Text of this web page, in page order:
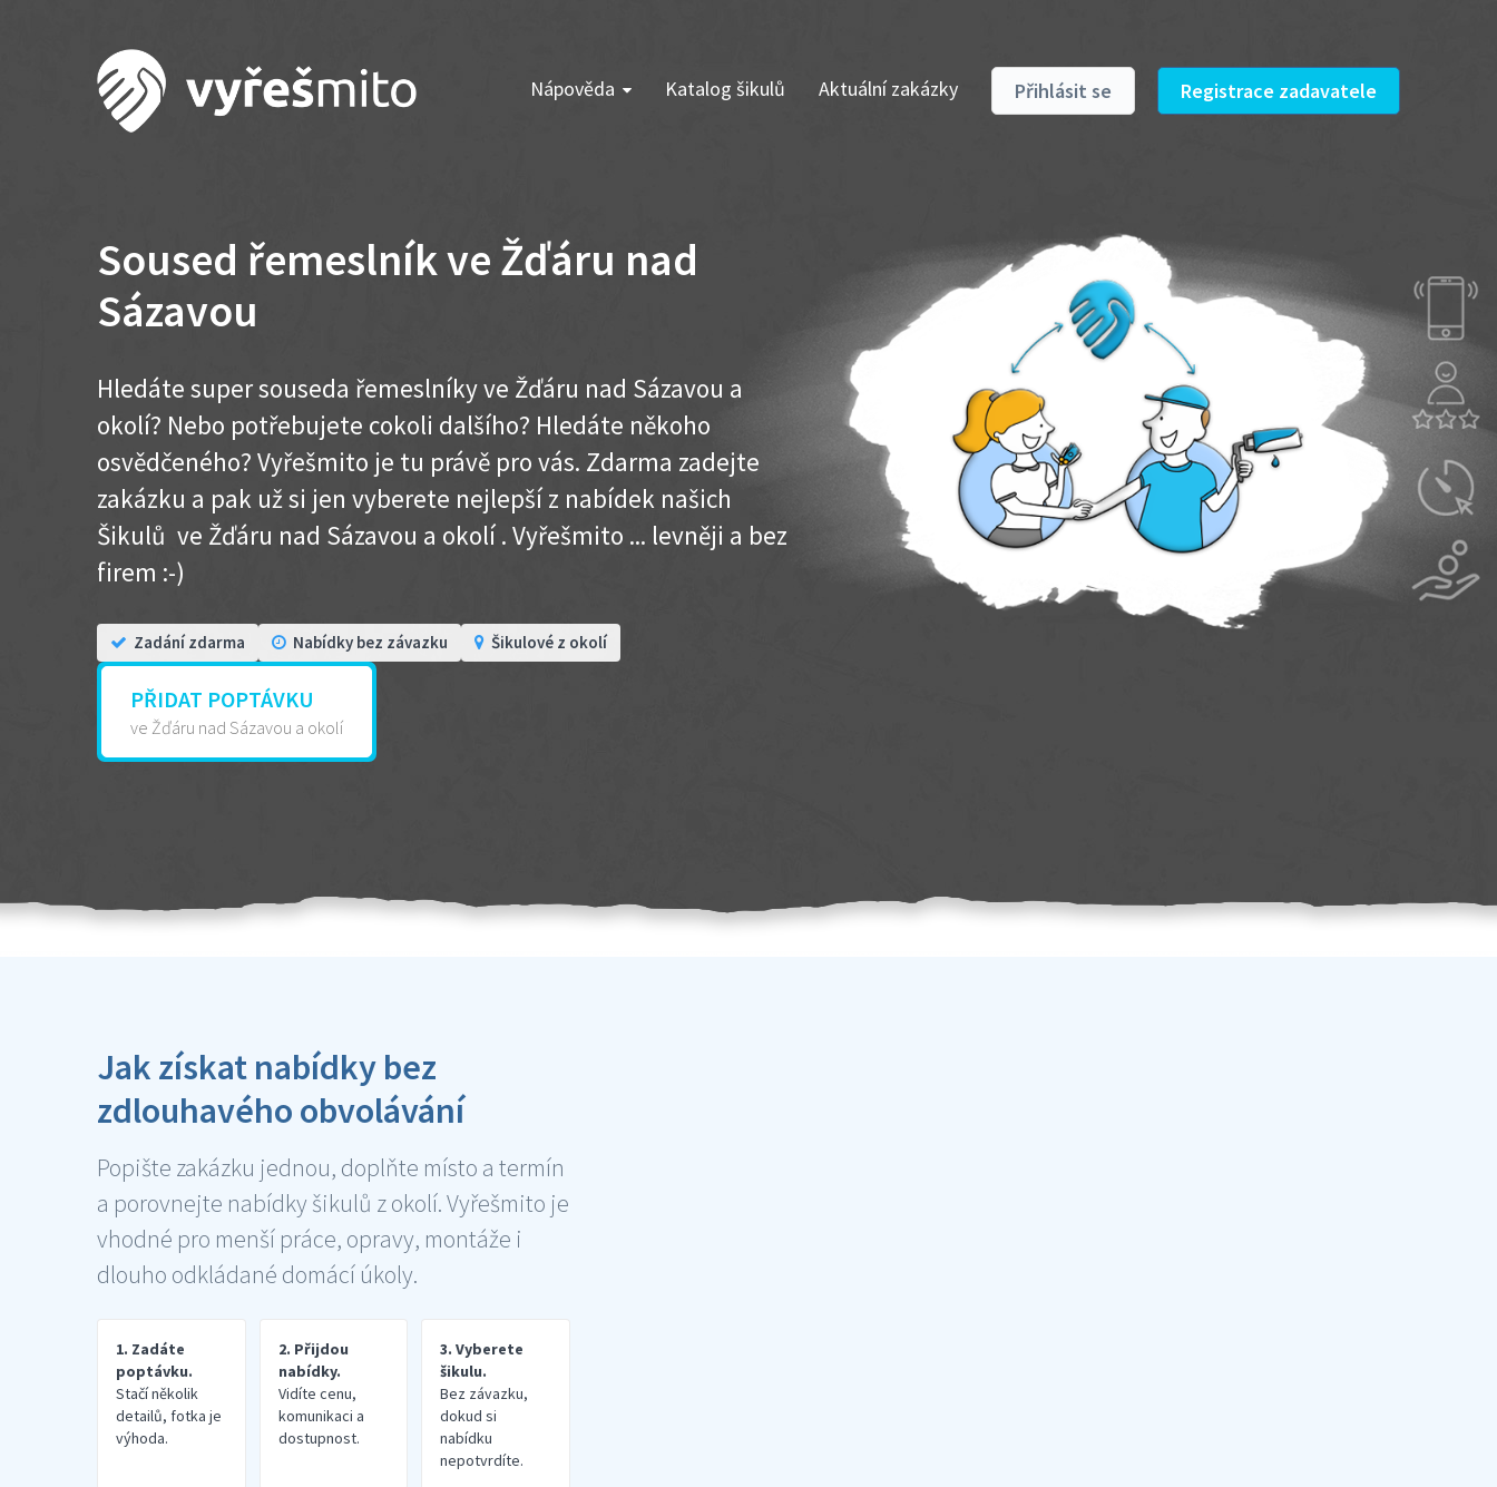
Nápověda Katalog šikulů Aktuální zakázky Přihlásit se Registrace zadavatele
Soused řemeslník ve Žďáru nad
Sázavou
Hledáte super souseda řemeslníky ve Žďáru nad Sázavou a
okolí? Nebo potřebujete cokoli dalšího? Hledáte někoho
osvědčeného? Vyřešmito je tu právě pro vás. Zdarma zadejte
zakázku a pak už si jen vyberete nejlepší z nabídek našich
Šikulů ve Žďáru nad Sázavou a okolí . Vyřešmito ... levněji a bez
firem :-)
Zadání zdarma Nabídky bez závazku Šikulové z okolí
PŘIDAT POPTÁVKU
ve Žďáru nad Sázavou a okolí
Jak získat nabídky bez
zdlouhavého obvolávání
Popište zakázku jednou, doplňte místo a termín
a porovnejte nabídky šikulů z okolí. Vyřešmito je
vhodné pro menší práce, opravy, montáže i
dlouho odkládané domácí úkoly.
1. Zadáte
poptávku.
Stačí několik
detailů, fotka je
výhoda.
2. Přijdou
nabídky.
Vidíte cenu,
komunikaci a
dostupnost.
3. Vyberete
šikulu.
Bez závazku,
dokud si
nabídku
nepotvrdíte.